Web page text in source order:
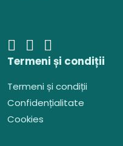
Termeni și condiții
Termeni și condiții
Confidențialitate
Cookies